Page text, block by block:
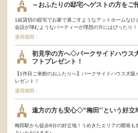
～おふたりの邸宅へゲストの方をご
1組貸切の邸宅でお家で過ごすようなアットホームなひ
会話が弾むようなパーティーが理想の方にはぴったり！
適用期間：
初見学の方へ◇パークサイドハウス
フトプレゼント！
【1件目ご来館のおふたりへ】パークサイドハウス大
レゼント！
適用期間：
遠方の方も安心◇“梅田’’という好立
梅田駅から徒歩8分の好立地！うめきたエリアの開発も